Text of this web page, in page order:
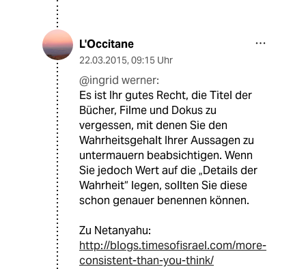
L'Occitane
22.03.2015, 09:15 Uhr
@ingrid werner:
Es ist Ihr gutes Recht, die Titel der
Bücher, Filme und Dokus zu
vergessen, mit denen Sie den
Wahrheitsgehalt Ihrer Aussagen zu
untermauern beabsichtigen. Wenn
Sie jedoch Wert auf die „Details der
Wahrheit“ legen, sollten Sie diese
schon genauer benennen können.
Zu Netanyahu:
http://blogs.timesofisrael.com/more-
consistent-than-you-think/